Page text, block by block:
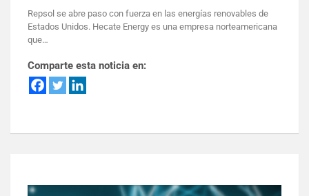
Repsol se abre paso con fuerza en las energías renovables de
Estados Unidos. Hecate Energy es una empresa norteamericana
que…
Comparte esta noticia en: